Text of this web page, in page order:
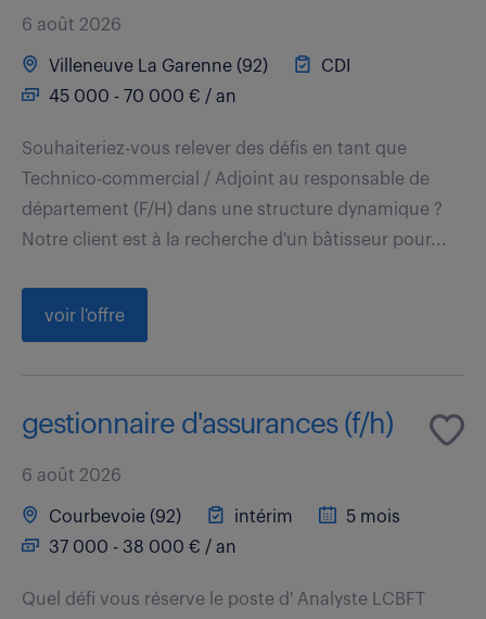
6 août 2026
Villeneuve La Garenne (92)
CDI
45 000 - 70 000 € / an
Souhaiteriez-vous relever des défis en tant que
Technico-commercial / Adjoint au responsable de
département (F/H) dans une structure dynamique ?
Notre client est à la recherche d'un bâtisseur pour...
voir l'offre
gestionnaire d'assurances (f/h)
6 août 2026
Courbevoie (92) intérim
5 mois
37 000 - 38 000 € / an
Quel défi vous réserve le poste d' Analyste LCBFT